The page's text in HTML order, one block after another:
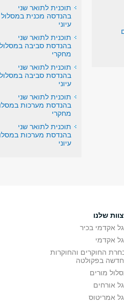
תוכנית לתואר שני
בהנדסה מכנית במסלול
עיוני
תוכנית לתואר שני
בהנדסת סביבה במסלול
מחקרי
תוכנית לתואר שני
בהנדסת סביבה במסלול
עיוני
תוכנית לתואר שני
בהנדסת מערכות
מחקרי
תוכנית לתואר שני
בהנדסת מערכות
עיוני
שלנו
אקדמי בכיר
אקדמי
החוקרים והחוקרות
בפקולטה
מורים
אורחים
אמריטוס